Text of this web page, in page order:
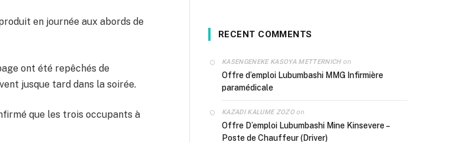
en journée aux abords de
ont été repêchés de
jusque tard dans la soirée.
que les trois occupants à
RECENT COMMENTS
KASENGENEKE KASOYA METTERNICHon
Offre d’emploi Lubumbashi MMG Infirmière
paramédicale
KAZADI KALUME ZOZOon
Offre D’emploi Lubumbashi Mine Kinsevere –
Poste de Chauffeur (Driver)